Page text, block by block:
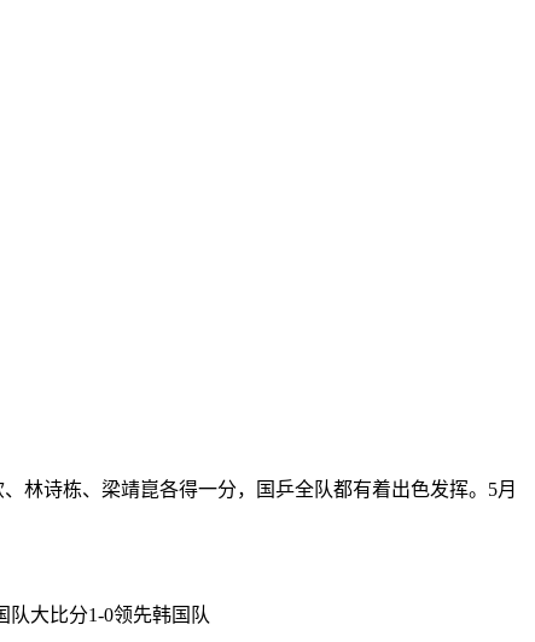
林诗栋、梁靖崑各得一分，国乒全队都有着出色发挥。5月
队大比分1-0领先韩国队